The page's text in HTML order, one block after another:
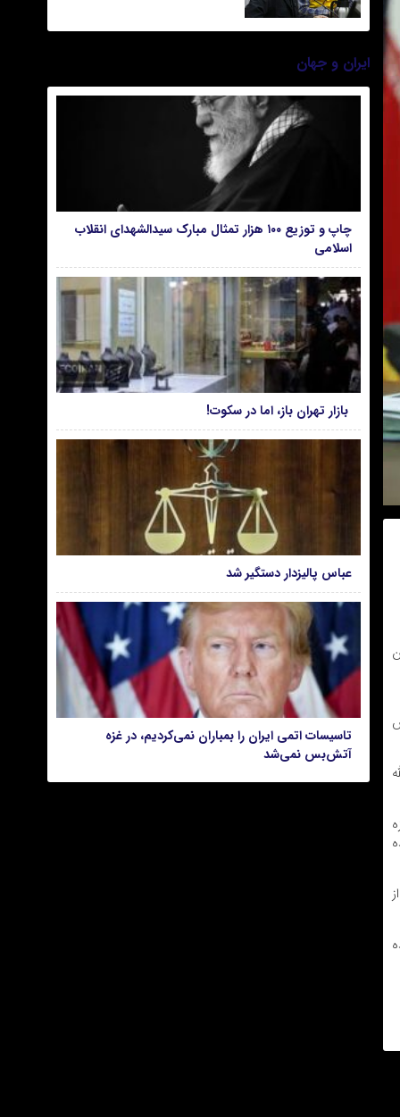
ایران و جهان
چاپ و توزیع ۱۰۰ هزار تمثال مبارک سیدالشهدای انقلاب
اسلامی
بازار تهران باز، اما در سکوت!
عباس پالیزدار دستگیر شد
تاسیسات اتمی ایران را بمباران نمی‌کردیم، در غزه
آتش‌بس نمی‌‎شد